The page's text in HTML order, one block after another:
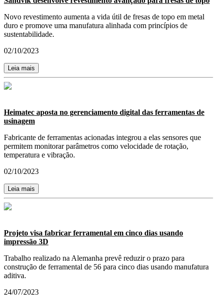
Novo revestimento aumenta a vida útil de fresas de topo em metal
duro e promove uma manufatura alinhada com princípios de
sustentabilidade.
02/10/2023
Leia mais
Heimatec aposta no gerenciamento digital das ferramentas de
usinagem
Fabricante de ferramentas acionadas integrou a elas sensores que
permitem monitorar parâmetros como velocidade de rotação,
temperatura e vibração.
02/10/2023
Leia mais
Projeto visa fabricar ferramental em cinco dias usando
impressão 3D
Trabalho realizado na Alemanha prevê reduzir o prazo para
construção de ferramental de 56 para cinco dias usando manufatura
aditiva.
24/07/2023